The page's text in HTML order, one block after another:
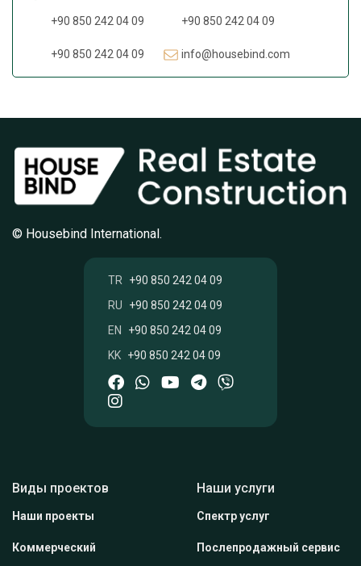
+90 850 242 04 09 +90 850 242 04 09
+90 850 242 04 09 info@housebind.com
© Housebind International.
Виды проектов
Наши проекты
Коммерческий
Наши услуги
Спектр услуг
Послепродажный сервис
TR
+90 850 242 04 09
RU
+90 850 242 04 09
EN
+90 850 242 04 09
KK +90 850 242 04 09